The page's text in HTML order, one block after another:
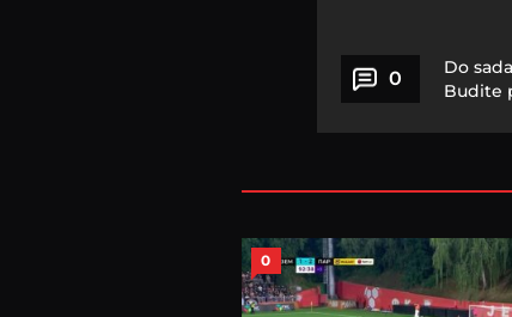
0
Do
Budite
0